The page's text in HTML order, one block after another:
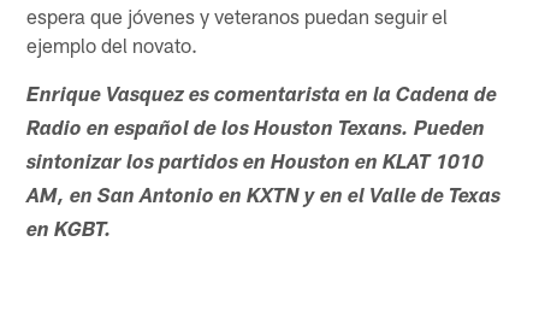
espera que jóvenes y veteranos puedan seguir el
ejemplo del novato.
Enrique Vasquez es comentarista en la Cadena de
Radio en español de los Houston Texans. Pueden
sintonizar los partidos en Houston en KLAT 1010
AM, en San Antonio en KXTN y en el Valle de Texas
en KGBT.